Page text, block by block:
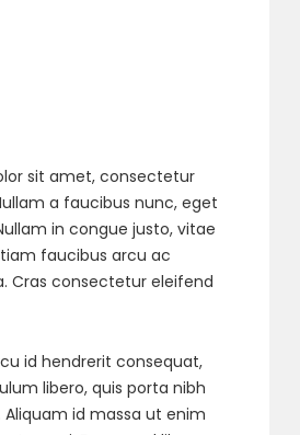
sit amet, consectetur
a faucibus nunc, eget
in congue justo, vitae
faucibus arcu ac
Cras consectetur eleifend
id hendrerit consequat,
libero, quis porta nibh
id massa ut enim